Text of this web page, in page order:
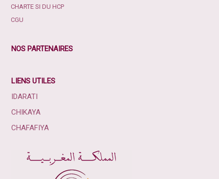
CHARTE SI DU HCP
CGU
NOS PARTENAIRES
LIENS UTILES
IDARATI
CHIKAYA
CHAFAFIYA